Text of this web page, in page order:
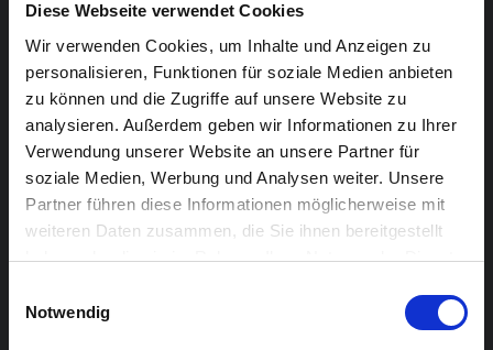
Diese Webseite verwendet Cookies
Wir verwenden Cookies, um Inhalte und Anzeigen zu
personalisieren, Funktionen für soziale Medien anbieten
zu können und die Zugriffe auf unsere Website zu
analysieren. Außerdem geben wir Informationen zu Ihrer
Verwendung unserer Website an unsere Partner für
soziale Medien, Werbung und Analysen weiter. Unsere
Partner führen diese Informationen möglicherweise mit
weiteren Daten zusammen, die Sie ihnen bereitgestellt
haben oder die sie im Rahmen Ihrer Nutzung der Dienste
Notwendig